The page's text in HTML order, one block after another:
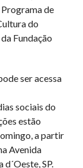
de
do
Fundação
ser acessa
sociais do
estão
a partir
Avenida
SP.